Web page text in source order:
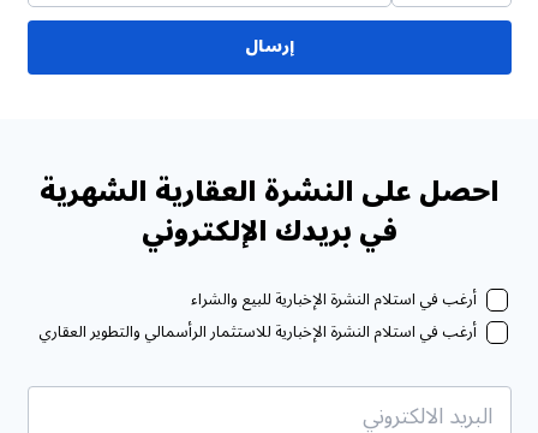
إرسال
احصل على النشرة العقارية الشهرية
في بريدك الإلكتروني
أرغب في استلام النشرة الإخبارية للبيع والشراء
أرغب في استلام النشرة الإخبارية للاستثمار الرأسمالي والتطوير العقاري